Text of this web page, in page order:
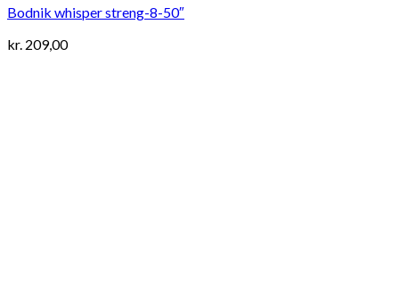
Bodnik whisper streng-8-50″
kr. 209,00